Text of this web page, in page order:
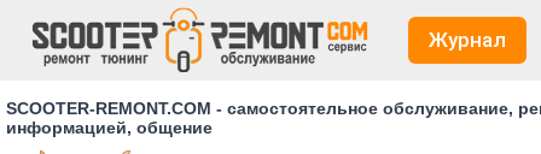
Журнал
SCOOTER-REMONT.COM - самостоятельное
информацией, общение